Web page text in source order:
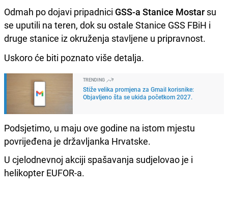
Odmah po dojavi pripadnici GSS-a Stanice Mostar su
se uputili na teren, dok su ostale Stanice GSS FBiH i
druge stanice iz okruženja stavljene u pripravnost.
Uskoro će biti poznato više detalja.
TRENDING
Stiže velika promjena za Gmail korisnike:
Objavljeno šta se ukida početkom 2027.
Podsjetimo, u maju ove godine na istom mjestu
povrijeđena je državljanka Hrvatske.
U cjelodnevnoj akciji spašavanja sudjelovao je i
helikopter EUFOR-a.